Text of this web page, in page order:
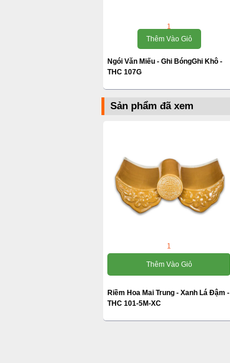
1
Thêm Vào Giỏ
Ngói Văn Miếu - Ghi BóngGhi Khô -
THC 107G
Sản phẩm đã xem
1
Thêm Vào Giỏ
Riềm Hoa Mai Trung - Xanh Lá Đậm -
THC 101-5M-XC